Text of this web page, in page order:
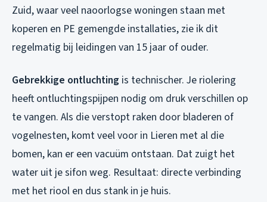
Zuid, waar veel naoorlogse woningen staan met
koperen en PE gemengde installaties, zie ik dit
regelmatig bij leidingen van 15 jaar of ouder.
Gebrekkige ontluchting is technischer. Je riolering
heeft ontluchtingspijpen nodig om druk verschillen op
te vangen. Als die verstopt raken door bladeren of
vogelnesten, komt veel voor in Lieren met al die
bomen, kan er een vacuüm ontstaan. Dat zuigt het
water uit je sifon weg. Resultaat: directe verbinding
met het riool en dus stank in je huis.